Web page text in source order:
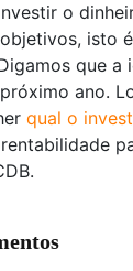
o
isto
que a
ano.
qual o